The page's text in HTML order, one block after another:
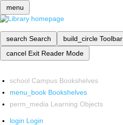
menu
search Search build_circle Toolbar
cancel Exit Reader Mode
school Campus Bookshelves
menu_book Bookshelves
perm_media Learning Objects
login Login